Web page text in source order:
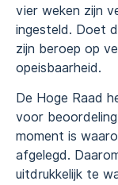
vier weken zijn
ingesteld. Doet
zijn beroep op
opeisbaarheid.
De Hoge Raad
voor
moment is
afgelegd.
uitdrukkelijk te